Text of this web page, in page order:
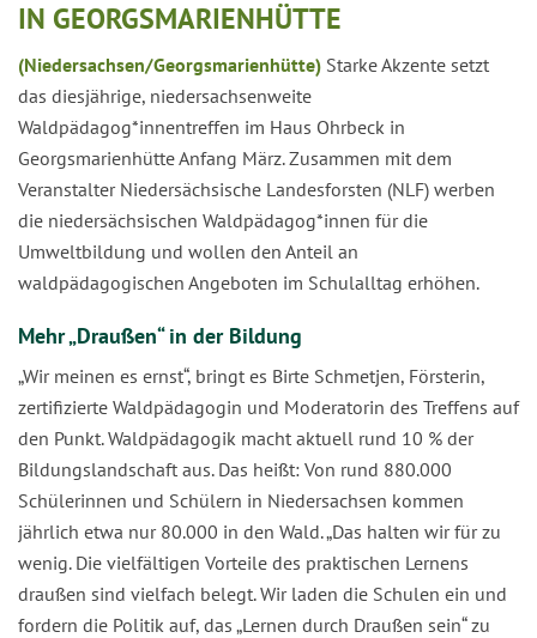
IN GEORGSMARIENHÜTTE
(Niedersachsen/Georgsmarienhütte) Starke Akzente setzt
das diesjährige, niedersachsenweite
Waldpädagog*innentreffen im Haus Ohrbeck in
Georgsmarienhütte Anfang März. Zusammen mit dem
Veranstalter Niedersächsische Landesforsten (NLF) werben
die niedersächsischen Waldpädagog*innen für die
Umweltbildung und wollen den Anteil an
waldpädagogischen Angeboten im Schulalltag erhöhen.
Mehr „Draußen“ in der Bildung
„Wir meinen es ernst“, bringt es Birte Schmetjen, Försterin,
zertifizierte Waldpädagogin und Moderatorin des Treffens auf
den Punkt. Waldpädagogik macht aktuell rund 10 % der
Bildungslandschaft aus. Das heißt: Von rund 880.000
Schülerinnen und Schülern in Niedersachsen kommen
jährlich etwa nur 80.000 in den Wald. „Das halten wir für zu
wenig. Die vielfältigen Vorteile des praktischen Lernens
draußen sind vielfach belegt. Wir laden die Schulen ein und
fordern die Politik auf, das „Lernen durch Draußen sein“ zu